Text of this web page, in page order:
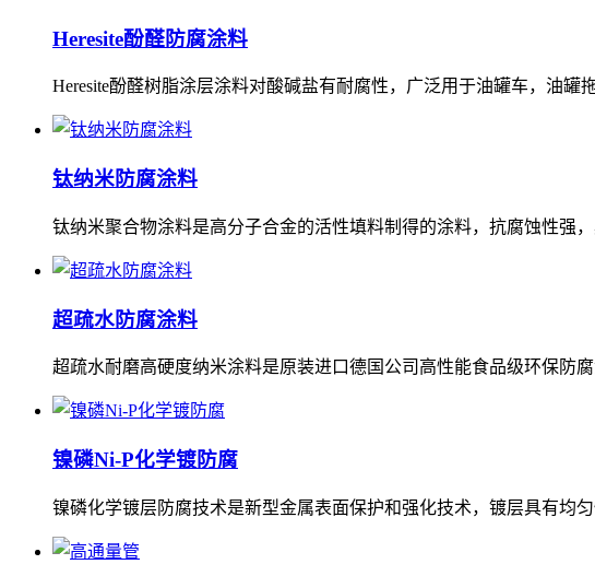
Heresite酚醛防腐涂料
Heresite酚醛树脂涂层涂料对酸碱盐有耐腐性，广泛用于油罐车，油罐
钛纳米防腐涂料
钛纳米聚合物涂料是高分子合金的活性填料制得的涂料，抗腐蚀性强
超疏水防腐涂料
超疏水耐磨高硬度纳米涂料是原装进口德国公司高性能食品级环保防腐
镍磷Ni-P化学镀防腐
镍磷化学镀层防腐技术是新型金属表面保护和强化技术，镀层具有均匀